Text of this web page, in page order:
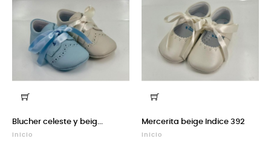
Blucher celeste y beig...
Inicio
Mercerita beige Indice 392
Inicio